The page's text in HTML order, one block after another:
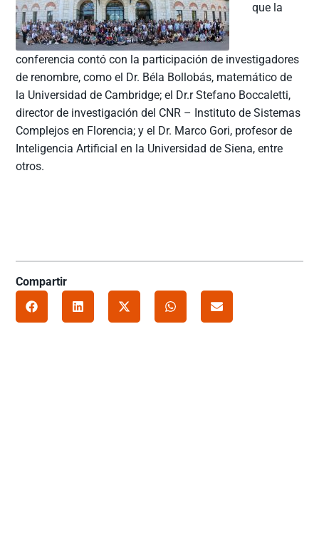
que la
conferencia contó con la participación de investigadores
de renombre, como el Dr. Béla Bollobás, matemático de
la Universidad de Cambridge; el Dr.r Stefano Boccaletti,
director de investigación del CNR – Instituto de Sistemas
Complejos en Florencia; y el Dr. Marco Gori, profesor de
Inteligencia Artificial en la Universidad de Siena, entre
otros.
Compartir